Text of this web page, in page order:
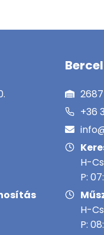
Bercel
+36
H-
P:
H-
P: